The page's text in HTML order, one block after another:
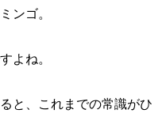
ンゴ。
よね。
と、これまでの常識がひ